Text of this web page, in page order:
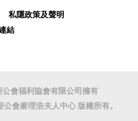
私隱政策及聲明
結
公會福利協會有限公司擁有
會麥理浩夫人中心 版權所有。